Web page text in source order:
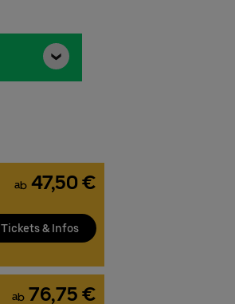
ab 47,50 €
Tickets & Infos
ab 76,75 €